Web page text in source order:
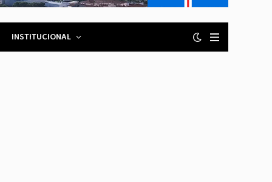
INSTITUCIONAL